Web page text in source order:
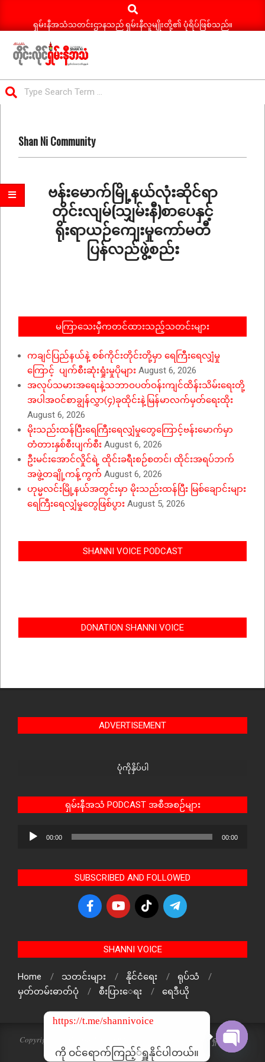
Search
ရှမ်းနီအသံသတင်းဌာနသည် ရှမ်းနီလူမျိုးတို့၏ ပုံရိပ်ဖြစ်သည်။
ရှမ်း
နီ
သတင်း
MenuShan Ni Community
ဗန်းမောက်မြို့နယ်လုံးဆိုင်ရာ
တိုင်းလျမ်(သျှမ်းနီ)စာပေနှင့်
ရိုးရာယဉ်ကျေးမှုကော်မတီ
ပြန်လည်ဖွဲ့စည်း
မကြာသေးမှီကတင်ထားသည့်သတင်းများ
ကချင်ပြည်နယ်နဲ့ စစ်ကိုင်းတိုင်းတို့မှာ ရေကြီးရေလျှံမှု
ကြောင့် ပျက်စီးဆုံးရှုံးမှုပိုများ August 6, 2026
အလုပ်သမားအရေးနဲ့သဘာဝပတ်ဝန်းကျင်ထိန်းသိမ်းရေးတို့
အပါအဝင်စာချွန်လွှာ(၄)ခုထိုင်းနဲ့မြန်မာလက်မှတ်ရေးထိုး
August 6, 2026
မိုးသည်းထန်ပြီးရေကြီးရေလျှံမှုတွေကြောင့်ဗန်းမောက်မှာ
တံတားနှစ်စီးပျက်စီး August 6, 2026
ဦးမင်းအောင်လှိုင်ရဲ့ ထိုင်းခရီးစဉ်စတင်၊ ထိုင်းအရပ်ဘက်
အဖွဲ့တချို့ကန့်ကွက် August 6, 2026
ဟုမ္မလင်းမြို့နယ်အတွင်းမှာ မိုးသည်းထန်ပြီး မြစ်ချောင်းများ
ရေကြီးရေလျှံမှုတွေဖြစ်ပွား August 5, 2026
SHANNI VOICE PODCAST
DONATION SHANNI VOICE
ADVERTISEMENT
ပုံကိုနှိပ်ပါ
ရှမ်းနီအသံ PODCAST အစီအစဉ်များ
Audio
00:00 00:00
SUBSCRIBED AND FOLLOWED
SHANNI VOICE
Home သတင်းများ နိုင်ငံရေး
ရုပ်သံ
မှတ်တမ်းဓာတ်ပုံ
စီးပြားေရး ရေဒီယို
Copyright © 2024 The Voice Of ShanNi All rights reserved. ရှမ်းနီအသံ
သတင်းဌာန၏ မူပိုင်ဖြစ်ပါသည်
https://t.me/shannivoice
ကို ဝင်ရောက်ကြည့််ရှူနိုင်ပါတယ်။